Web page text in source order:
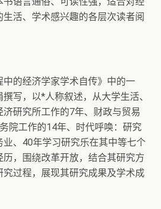
活、学术感兴趣的各层次读者阅
的经济学家学术自传》中的一
写，以*人称叙述，从大学生活、
研究所工作的7年、财政与贸易
院工作的14年、时代呼唤：研究
业、40年学习研究乐在其中等七个
，围绕改革开放，结合其研究方
过程，展现其研究成果及学术成